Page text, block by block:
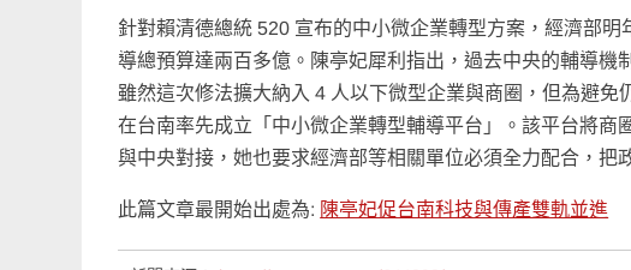
針對賴清德總統 520 宣布的中小微企業轉型方案，經濟部
導總預算達兩百多億。陳亭妃犀利指出，過去中央的輔導機
雖然這次修法擴大納入 4 人以下微型企業與商圈，但為避
在台南率先成立「中小微企業轉型輔導平台」。該平台將
與中央對接，她也要求經濟部等相關單位必須全力配合，把
此篇文章最開始出處為: 陳亭妃促台南科技與傳產雙軌並進